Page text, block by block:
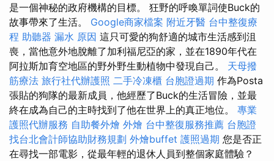
是一個神秘的政府機構的目標。 狂野的呼喚單詞使Buck的
故事帶來了生活。 Google商家檔案 附近牙醫 台中整復療
程 助聽器 漏水 原因 這只可愛的狗舒適的城市生活感到沮
喪，當他意外地脫離了加利福尼亞的家，並在1890年代在
阿拉斯加育空地區的野外野生動植物中發現自己。 天母撥
筋療法 旅行社代辦護照 二手冷凍櫃 台胞證過期 作為Posta
張貼的狗隊的最新成員，他經歷了Buck的生活冒險，並最
終在成為自己的主時找到了他在世界上的真正地位。 專業
護照代辦服務 自助餐外燴 外燴 台中整復服務推薦 台胞證
找台北會計師協助財務規劃 外燴buffet 護照過期 您是否正
在尋找一部電影，從最年輕的退休人員到整個家庭體驗？